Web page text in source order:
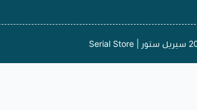
سيريل ستور | Serial Store